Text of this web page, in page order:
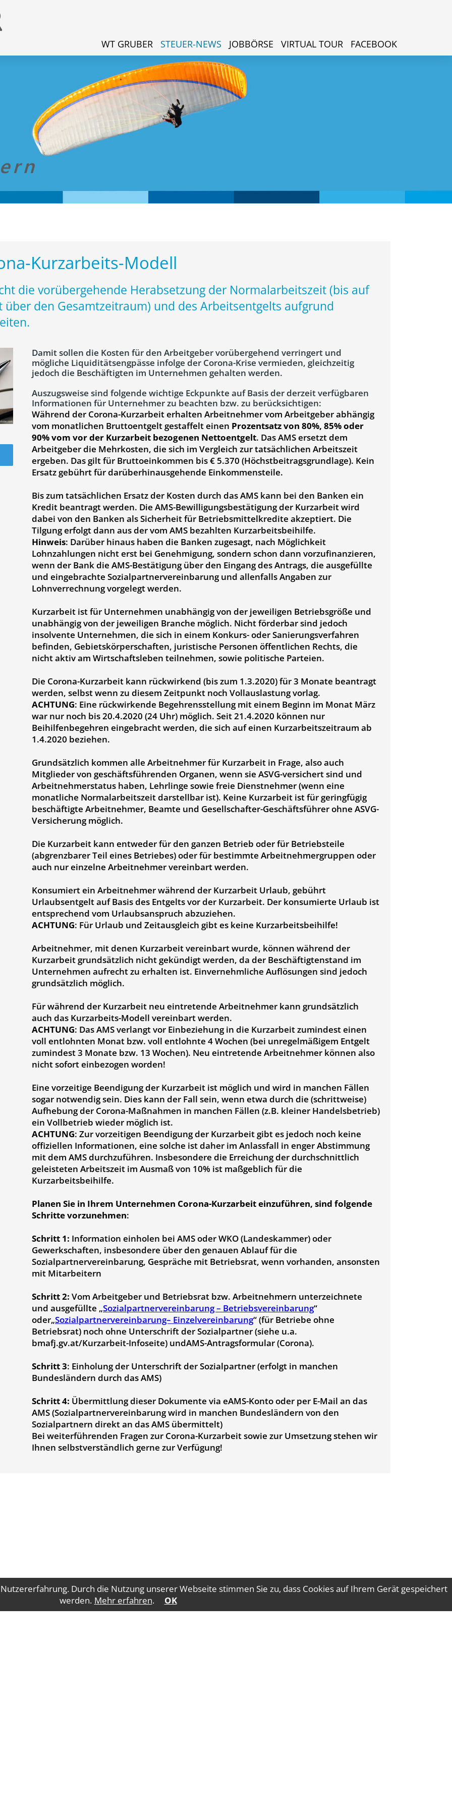
Durch die Nutzung unserer Webseite stimmen Sie zu, dass Cookies auf Ihrem Gerät gespeichert
werden. Mehr erfahren. OK
WT GRUBER STEUER-NEWS JOBBÖRSE VIRTUAL TOUR FACEBOOK
Kurzarbeits-Modell
die vorübergehende Herabsetzung der Normalarbeitszeit (bis auf
den Gesamtzeitraum) und des Arbeitsentgelts aufgrund
Damit sollen die Kosten für den Arbeitgeber vorübergehend verringert und
mögliche Liquiditätsengpässe infolge der Corona-Krise vermieden, gleichzeitig
jedoch die Beschäftigten im Unternehmen gehalten werden.
Auszugsweise sind folgende wichtige Eckpunkte auf Basis der derzeit verfügbaren
Informationen für Unternehmer zu beachten bzw. zu berücksichtigen:
Während der Corona-Kurzarbeit erhalten Arbeitnehmer vom Arbeitgeber abhängig
vom monatlichen Bruttoentgelt gestaffelt einen Prozentsatz von 80%, 85% oder
90% vom vor der Kurzarbeit bezogenen Nettoentgelt. Das AMS ersetzt dem
Arbeitgeber die Mehrkosten, die sich im Vergleich zur tatsächlichen Arbeitszeit
ergeben. Das gilt für Bruttoeinkommen bis € 5.370 (Höchstbeitragsgrundlage). Kein
Ersatz gebührt für darüberhinausgehende Einkommensteile.
Bis zum tatsächlichen Ersatz der Kosten durch das AMS kann bei den Banken ein
Kredit beantragt werden. Die AMS-Bewilligungsbestätigung der Kurzarbeit wird
dabei von den Banken als Sicherheit für Betriebsmittelkredite akzeptiert. Die
Tilgung erfolgt dann aus der vom AMS bezahlten Kurzarbeitsbeihilfe.
Hinweis: Darüber hinaus haben die Banken zugesagt, nach Möglichkeit
Lohnzahlungen nicht erst bei Genehmigung, sondern schon dann vorzufinanzieren,
wenn der Bank die AMS-Bestätigung über den Eingang des Antrags, die ausgefüllte
und eingebrachte Sozialpartnervereinbarung und allenfalls Angaben zur
Lohnverrechnung vorgelegt werden.
Kurzarbeit ist für Unternehmen unabhängig von der jeweiligen Betriebsgröße und
unabhängig von der jeweiligen Branche möglich. Nicht förderbar sind jedoch
insolvente Unternehmen, die sich in einem Konkurs- oder Sanierungsverfahren
befinden, Gebietskörperschaften, juristische Personen öffentlichen Rechts, die
nicht aktiv am Wirtschaftsleben teilnehmen, sowie politische Parteien.
Die Corona-Kurzarbeit kann rückwirkend (bis zum 1.3.2020) für 3 Monate beantragt
werden, selbst wenn zu diesem Zeitpunkt noch Vollauslastung vorlag.
ACHTUNG: Eine rückwirkende Begehrensstellung mit einem Beginn im Monat März
war nur noch bis 20.4.2020 (24 Uhr) möglich. Seit 21.4.2020 können nur
Beihilfenbegehren eingebracht werden, die sich auf einen Kurzarbeitszeitraum ab
1.4.2020 beziehen.
Grundsätzlich kommen alle Arbeitnehmer für Kurzarbeit in Frage, also auch
Mitglieder von geschäftsführenden Organen, wenn sie ASVG-versichert sind und
Arbeitnehmerstatus haben, Lehrlinge sowie freie Dienstnehmer (wenn eine
monatliche Normalarbeitszeit darstellbar ist). Keine Kurzarbeit ist für geringfügig
beschäftigte Arbeitnehmer, Beamte und Gesellschafter-Geschäftsführer ohne ASVG-
Versicherung möglich.
Die Kurzarbeit kann entweder für den ganzen Betrieb oder für Betriebsteile
(abgrenzbarer Teil eines Betriebes) oder für bestimmte Arbeitnehmergruppen oder
auch nur einzelne Arbeitnehmer vereinbart werden.
Konsumiert ein Arbeitnehmer während der Kurzarbeit Urlaub, gebührt
Urlaubsentgelt auf Basis des Entgelts vor der Kurzarbeit. Der konsumierte Urlaub ist
entsprechend vom Urlaubsanspruch abzuziehen.
ACHTUNG: Für Urlaub und Zeitausgleich gibt es keine Kurzarbeitsbeihilfe!
Arbeitnehmer, mit denen Kurzarbeit vereinbart wurde, können während der
Kurzarbeit grundsätzlich nicht gekündigt werden, da der Beschäftigtenstand im
Unternehmen aufrecht zu erhalten ist. Einvernehmliche Auflösungen sind jedoch
grundsätzlich möglich.
Für während der Kurzarbeit neu eintretende Arbeitnehmer kann grundsätzlich
auch das Kurzarbeits-Modell vereinbart werden.
ACHTUNG: Das AMS verlangt vor Einbeziehung in die Kurzarbeit zumindest einen
voll entlohnten Monat bzw. voll entlohnte 4 Wochen (bei unregelmäßigem Entgelt
zumindest 3 Monate bzw. 13 Wochen). Neu eintretende Arbeitnehmer können also
nicht sofort einbezogen worden!
Eine vorzeitige Beendigung der Kurzarbeit ist möglich und wird in manchen Fällen
sogar notwendig sein. Dies kann der Fall sein, wenn etwa durch die (schrittweise)
Aufhebung der Corona-Maßnahmen in manchen Fällen (z.B. kleiner Handelsbetrieb)
ein Vollbetrieb wieder möglich ist.
ACHTUNG: Zur vorzeitigen Beendigung der Kurzarbeit gibt es jedoch noch keine
offiziellen Informationen, eine solche ist daher im Anlassfall in enger Abstimmung
mit dem AMS durchzuführen. Insbesondere die Erreichung der durchschnittlich
geleisteten Arbeitszeit im Ausmaß von 10% ist maßgeblich für die
Kurzarbeitsbeihilfe.
Planen Sie in Ihrem Unternehmen Corona-Kurzarbeit einzuführen, sind folgende
Schritte vorzunehmen:
Schritt 1: Information einholen bei AMS oder WKO (Landeskammer) oder
Gewerkschaften, insbesondere über den genauen Ablauf für die
Sozialpartnervereinbarung, Gespräche mit Betriebsrat, wenn vorhanden, ansonsten
mit Mitarbeitern
Schritt 2: Vom Arbeitgeber und Betriebsrat bzw. Arbeitnehmern unterzeichnete
und ausgefüllte „Sozialpartnervereinbarung – Betriebsvereinbarung“
oder„Sozialpartnervereinbarung– Einzelvereinbarung“ (für Betriebe ohne
Betriebsrat) noch ohne Unterschrift der Sozialpartner (siehe u.a.
bmafj.gv.at/Kurzarbeit-Infoseite) undAMS-Antragsformular (Corona).
Schritt 3: Einholung der Unterschrift der Sozialpartner (erfolgt in manchen
Bundesländern durch das AMS)
Schritt 4: Übermittlung dieser Dokumente via eAMS-Konto oder per E-Mail an das
AMS (Sozialpartnervereinbarung wird in manchen Bundesländern von den
Sozialpartnern direkt an das AMS übermittelt)
Bei weiterführenden Fragen zur Corona-Kurzarbeit sowie zur Umsetzung stehen wir
Ihnen selbstverständlich gerne zur Verfügung!